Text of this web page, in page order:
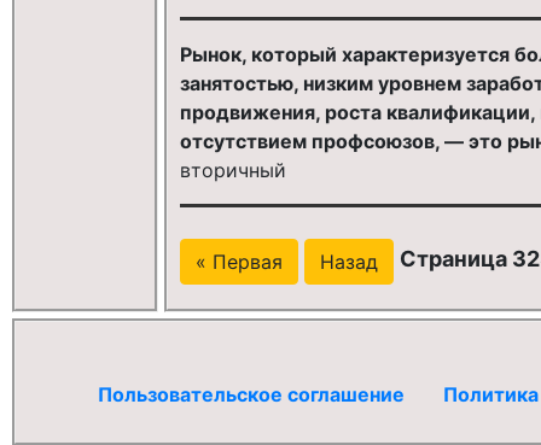
Рынок, который характеризуется
занятостью, низким уровнем
продвижения, роста
отсутствием профсоюзов, — это
вторичный
« Первая Назад Страница
Пользовательское соглашение